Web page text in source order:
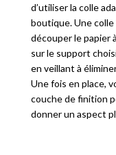
d’utiliser la colle
boutique. Une
découper le papier
sur le support
en veillant à
Une fois en place,
couche de finition
donner un aspect